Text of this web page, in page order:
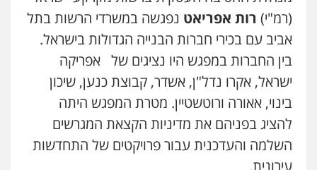
(רמ"י) רות אפריאט נפגשה במשרדי הרשות בתל
אביב עם בכירי חברות הבנייה הגדולות בישראל.
בין החברות במפגש היו נציגים של אפריקה
ישראל, אקרו נדל"ן, אשדר, קבוצת כנען, שיכון
בינוי, אאורה ורוטשטיין. מטרת המפגש היתה
להציג בפניהם את מדיניות הקצאת המגרשים
השלמה והעדכנית עבור פרויקטים של התחדשות
עירונית.